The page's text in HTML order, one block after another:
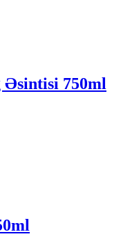
Əsintisi 750ml